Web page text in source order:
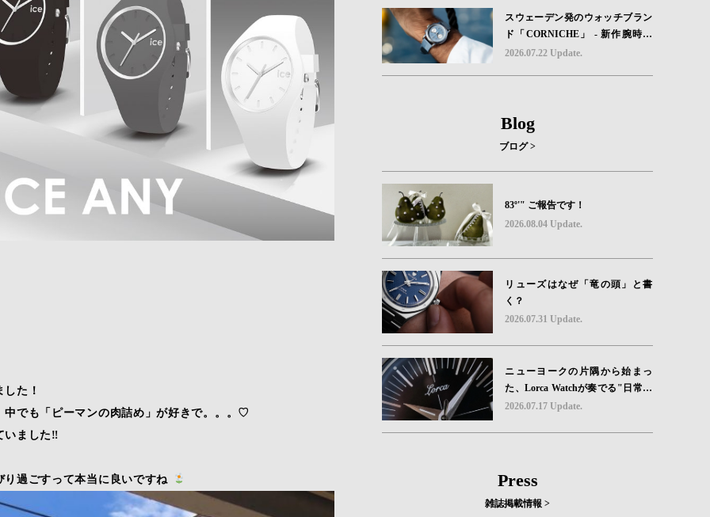
た！
でも「ピーマンの肉詰め」が好きで。。。♡
いました‼
過ごすって本当に良いですね
スウェーデン発のウォッチブラン
ド「CORNICHE」 - 新作腕時計
地中海の夏を映す、爽やかなブル
2026.07.22 Update.
Blog
ブログ >
83º'" ご報告です！
2026.08.04 Update.
リューズはなぜ「竜の頭」と書
く？
2026.07.31 Update.
ニューヨークの片隅から始まっ
た、Lorca Watchが奏でる"日常の
ロマン"｜Brand Picks #08
2026.07.17 Update.
Press
雑誌掲載情報 >